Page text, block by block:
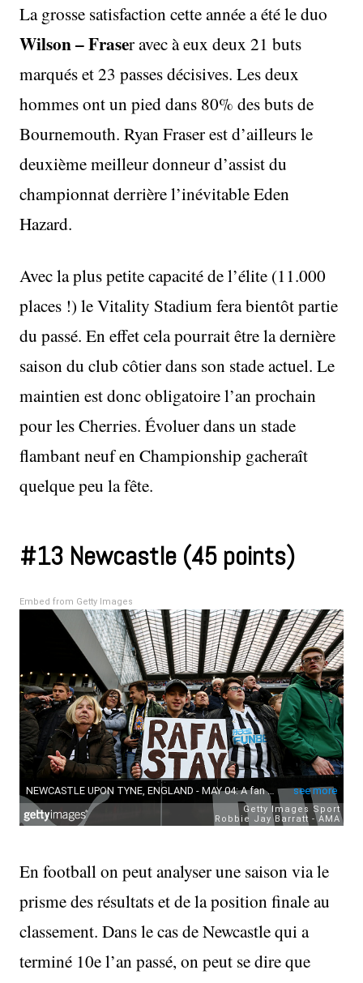
La grosse satisfaction cette année a été le duo
Wilson – Fraser avec à eux deux 21 buts
marqués et 23 passes décisives. Les deux
hommes ont un pied dans 80% des buts de
Bournemouth. Ryan Fraser est d’ailleurs le
deuxième meilleur donneur d’assist du
championnat derrière l’inévitable Eden
Hazard.
Avec la plus petite capacité de l’élite (11.000
places !) le Vitality Stadium fera bientôt partie
du passé. En effet cela pourrait être la dernière
saison du club côtier dans son stade actuel. Le
maintien est donc obligatoire l’an prochain
pour les Cherries. Évoluer dans un stade
flambant neuf en Championship gacheraît
quelque peu la fête.
#13 Newcastle (45 points)
Embed from Getty Images
En football on peut analyser une saison via le
prisme des résultats et de la position finale au
classement. Dans le cas de Newcastle qui a
terminé 10e l’an passé, on peut se dire que